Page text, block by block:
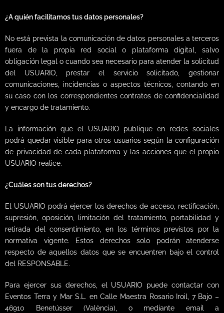
¿A quién facilitamos tus datos personales?
No está prevista la comunicación de datos personales a terceros
fuera de la propia red social o plataforma digital, salvo
obligación legal o cuando sea necesario para atender la solicitud
del USUARIO, prestar el servicio solicitado, gestionar
comunicaciones, incidencias o aspectos técnicos, contando en
su caso con los correspondientes contratos de confidencialidad
y encargo de tratamiento.
La información que el USUARIO publique en redes sociales
podrá quedar visible para otros usuarios según la configuración
de privacidad de cada plataforma y las acciones que el propio
USUARIO realice.
¿Cuáles son tus derechos?
El USUARIO podrá ejercer los derechos de acceso, rectificación,
supresión, oposición, limitación del tratamiento, portabilidad y
retirada del consentimiento, en los términos previstos por la
normativa vigente. Estos derechos solo podrán atenderse
respecto de aquellos datos que se encuentren bajo el control
del RESPONSABLE.
Para ejercer sus derechos, el USUARIO puede contactar con
Eventos Terra y Mar S.L. en Calle Maestra Rosario Iroil, 7 Bajo –
46910 Benetússer (València), o mediante email a